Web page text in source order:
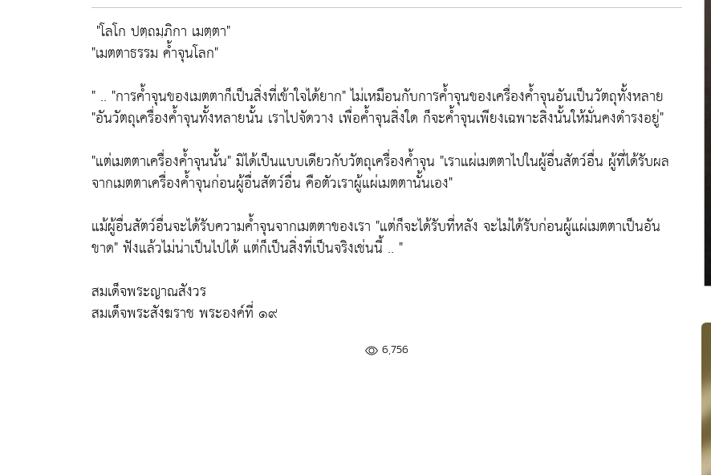
"โลโก ปตฺถมฺภิกา เมตฺตา"
"เมตตาธรรม ค้ำจุนโลก"
" .. "การค้ำจุนของเมตตาก็เป็นสิ่งที่เข้าใจได้ยาก"ไม่เหมือนกับการค้ำจุนของเครื่องค้ำจุนอันเป็นวัตถุทั้งหลาย
"อันวัตถุเครื่องค้ำจุนทั้งหลายนั้น เราไปจัดวาง เพื่อค้ำจุนสิ่งใด ก็จะค้ำจุนเพียงเฉพาะสิ่งนั้นให้มั่นคงดำรงอยู่"
"แต่เมตตาเครื่องค้ำจุนนั้น"มิได้เป็นแบบเดียวกับวัตถุเครื่องค้ำจุน "เราแผ่เมตตาไปในผู้อื่นสัตว์อื่น ผู้ที่ได้รับผล
จากเมตตาเครื่องค้ำจุนก่อนผู้อื่นสัตว์อื่น คือตัวเราผู้แผ่เมตตานั้นเอง"
แม้ผู้อื่นสัตว์อื่นจะได้รับความค้ำจุนจากเมตตาของเรา "แต่ก็จะได้รับที่หลัง จะไม่ได้รับก่อนผู้แผ่เมตตาเป็นอัน
ขาด"ฟังแล้วไม่น่าเป็นไปได้ แต่ก็เป็นสิ่งที่เป็นจริงเช่นนี้ .. "
สมเด็จพระญาณสังวร
สมเด็จพระสังฆราช พระองค์ที่ ๑๙
6,756